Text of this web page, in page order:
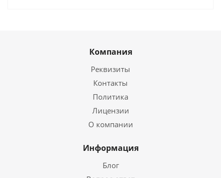
Компания
Реквизиты
Контакты
Политика
Лицензии
О компании
Информация
Блог